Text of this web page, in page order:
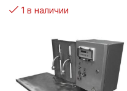
1 в наличии